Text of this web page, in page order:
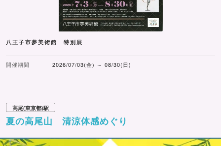
八王子市夢美術館 特別展
開催期間 2026/07/03(金) ～ 08/30(日)
高尾(東京都)駅
夏の高尾山 清涼体感めぐり